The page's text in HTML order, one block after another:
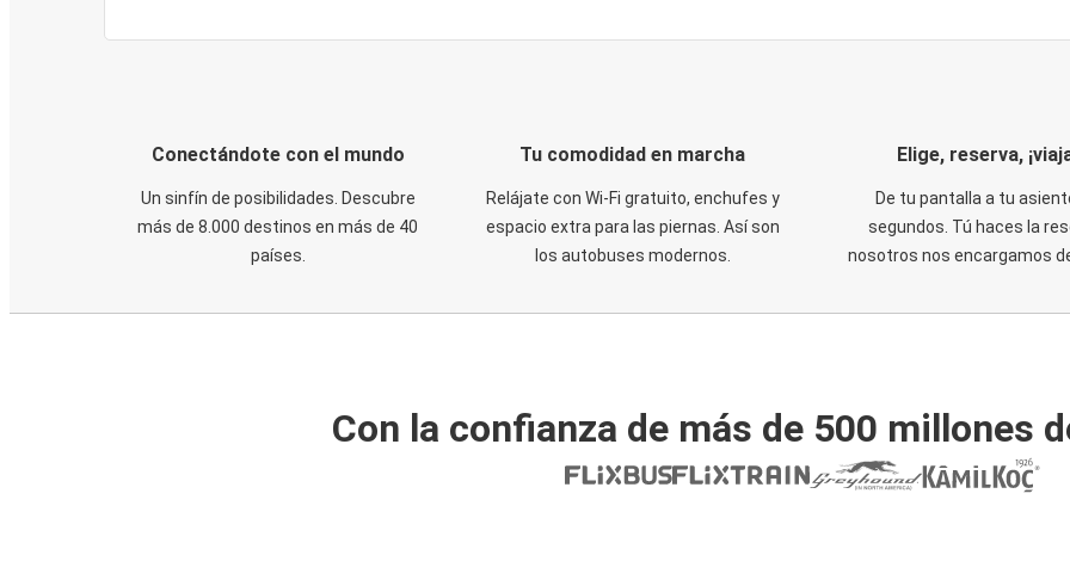
Conectándote con el mundo
Un sinfín de posibilidades. Descubre
más de 8.000 destinos en más de 40
países.
Tu comodidad en marcha
Relájate con Wi-Fi gratuito, enchufes y
espacio extra para las piernas. Así son
los autobuses modernos.
Elige, reserva,
De tu pantalla a tu
segundos. Tú haces la
nosotros nos encargamos
Con la confianza de más de 500 millones